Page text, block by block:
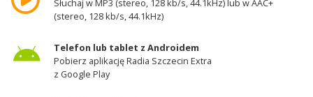
Słuchaj w MP3 (stereo, 128 kb/s, 44.1kHz) lub w AAC+
(stereo, 128 kb/s, 44.1kHz)
Telefon lub tablet z Androidem
Pobierz aplikację Radia Szczecin Extra
z Google Play